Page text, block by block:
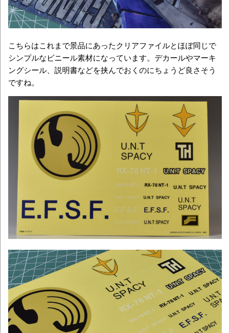
こちらはこれまで景品にあったクリアファイルとほぼ同じで
シンプルなビニール素材になっています。デカールやマーキ
ングシール、説明書などを挟んでおくのにちょうど良さそう
ですね。